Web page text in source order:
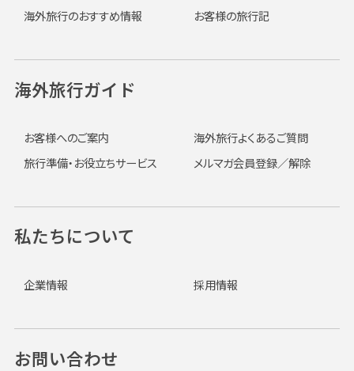
海外旅行のおすすめ情報
お客様の旅行記
海外旅行ガイド
お客様へのご案内
海外旅行よくあるご質問
旅行準備・お役立ちサービス
メルマガ会員登録／解除
私たちについて
企業情報 採用情報
お問い合わせ